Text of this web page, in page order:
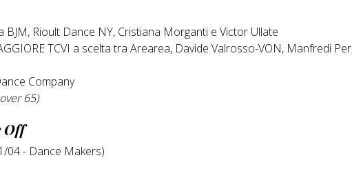
BJM, Rioult Dance NY, Cristiana Morganti e Victor Ullate
TCVI a scelta tra Arearea, Davide Valrosso-VON, Manfredi
Company
65)
Off
04 - Dance Makers)